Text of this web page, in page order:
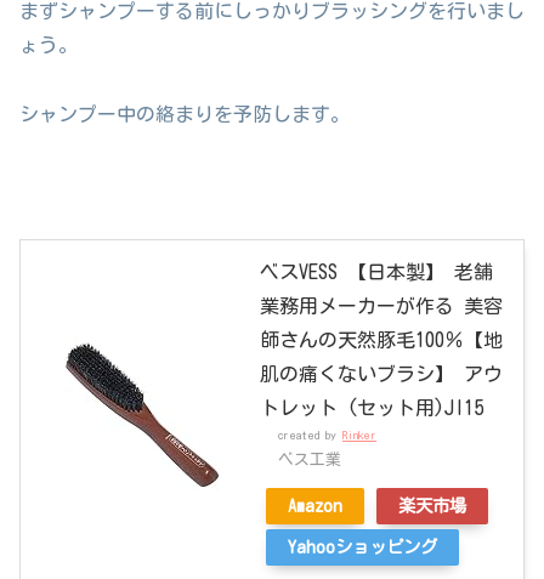
まずシャンプーする前にしっかりブラッシングを行いまし
ょう。
シャンプー中の絡まりを予防します。
ベスVESS 【日本製】 老舗
業務用メーカーが作る 美容
師さんの天然豚毛100％【地
肌の痛くないブラシ】 アウ
トレット (セット用)JI15
created by Rinker
ベス工業
Amazon 楽天市場
Yahooショッピング